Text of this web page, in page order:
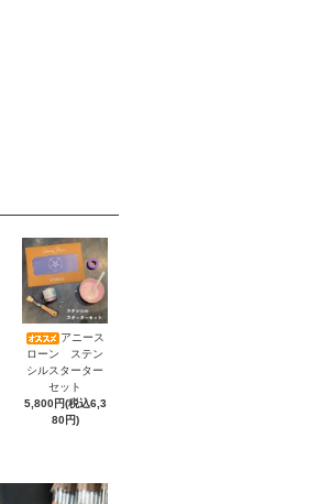
アニース
ローン ステン
シルスターター
セット
5,800円(税込6,3
80円)